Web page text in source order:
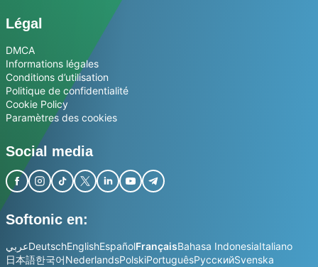
Légal
DMCA
Informations légales
Conditions d’utilisation
Politique de confidentialité
Cookie Policy
Paramètres des cookies
Social media
Softonic en:
عربيDeutschEnglishEspañolFrançaisBahasa IndonesiaItaliano
日本語한국어NederlandsPolskiPortuguêsРусскийSvenska